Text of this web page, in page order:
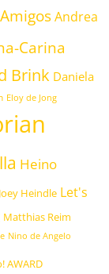
Amigos Andrea
Carina
Brink Daniela
Eloy de Jong
Heino
Joey Heindle Let's
Matthias Reim
Nino de Angelo
AWARD